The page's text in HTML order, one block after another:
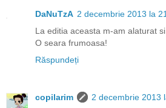
DaNuTzA 2 decembrie 2013 la
La editia aceasta m-am alaturat
O seara frumoasa!
Răspundeți
copilarim
2 decembrie 2013